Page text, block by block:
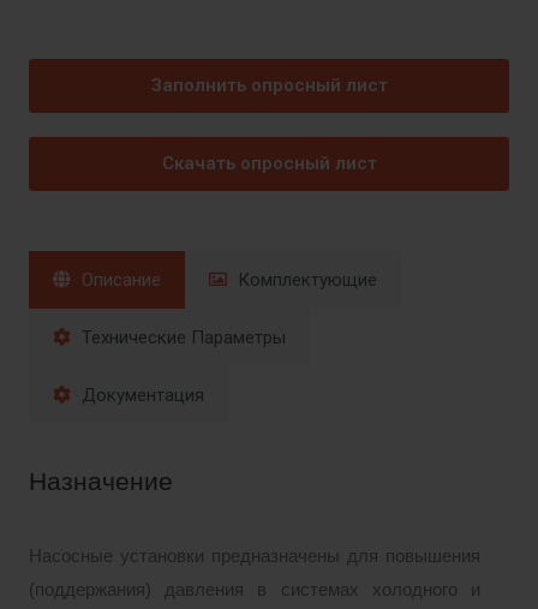
Заполнить опросный лист
Скачать опросный лист
Описание Комплектующие
Технические Параметры
Документация
Назначение
Насосные установки предназначены для повышения
(поддержания) давления в системах холодного и